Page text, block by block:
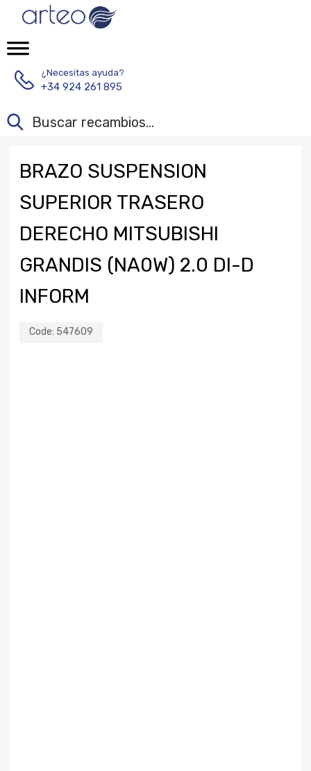
¿Necesitas ayuda?
+34 924 261 895
BRAZO SUSPENSION
SUPERIOR TRASERO
DERECHO MITSUBISHI
GRANDIS (NA0W) 2.0 DI-D
INFORM
Code: 547609